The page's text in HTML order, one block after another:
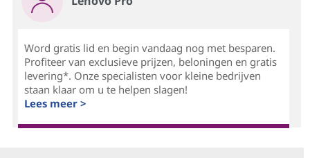
Word gratis lid en begin vandaag nog met besparen.
Profiteer van exclusieve prijzen, beloningen en gratis
levering*. Onze specialisten voor kleine bedrijven
staan klaar om u te helpen slagen!
Lees meer >